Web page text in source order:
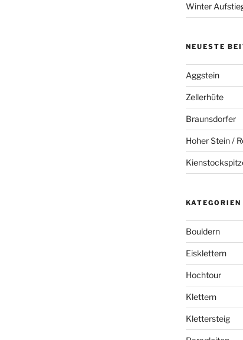
Winter
NEUESTE
Aggstein
Zellerhüte
Braunsdorfer
Hoher Stein /
KATEGORIEN
Bouldern
Eisklettern
Hochtour
Klettern
Klettersteig